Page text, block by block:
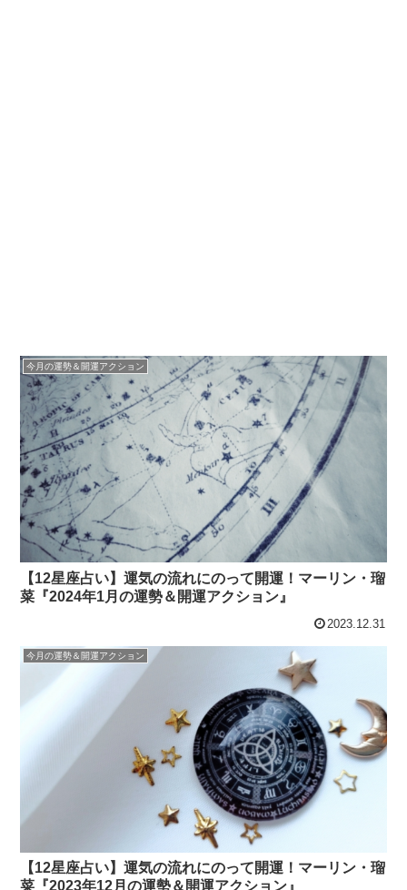
今月の運勢＆開運アクション
【12星座占い】運気の流れにのって開運！マーリン・瑠
菜『2024年1月の運勢＆開運アクション』
2023.12.31
今月の運勢＆開運アクション
【12星座占い】運気の流れにのって開運！マーリン・瑠
菜『2023年12月の運勢＆開運アクション』